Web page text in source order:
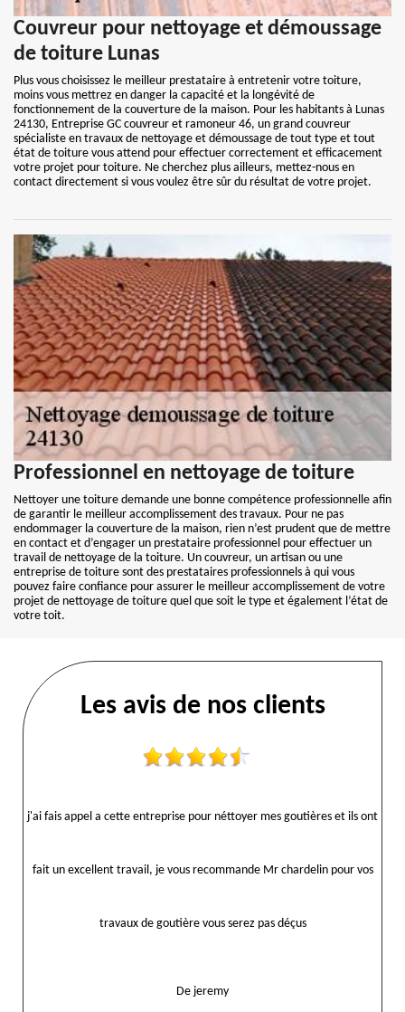
Couvreur pour nettoyage et démoussage
de toiture Lunas
Plus vous choisissez le meilleur prestataire à entretenir votre toiture,
moins vous mettrez en danger la capacité et la longévité de
fonctionnement de la couverture de la maison. Pour les habitants à Lunas
24130, Entreprise GC couvreur et ramoneur 46, un grand couvreur
spécialiste en travaux de nettoyage et démoussage de tout type et tout
état de toiture vous attend pour effectuer correctement et efficacement
votre projet pour toiture. Ne cherchez plus ailleurs, mettez-nous en
contact directement si vous voulez être sûr du résultat de votre projet.
Professionnel en nettoyage de toiture
Nettoyer une toiture demande une bonne compétence professionnelle afin
de garantir le meilleur accomplissement des travaux. Pour ne pas
endommager la couverture de la maison, rien n’est prudent que de mettre
en contact et d’engager un prestataire professionnel pour effectuer un
travail de nettoyage de la toiture. Un couvreur, un artisan ou une
entreprise de toiture sont des prestataires professionnels à qui vous
pouvez faire confiance pour assurer le meilleur accomplissement de votre
projet de nettoyage de toiture quel que soit le type et également l’état de
votre toit.
Les avis de nos clients
j'ai fais appel a cette entreprise pour néttoyer mes goutières et ils ont
fait un excellent travail, je vous recommande Mr chardelin pour vos
travaux de goutière vous serez pas déçus
De jeremy